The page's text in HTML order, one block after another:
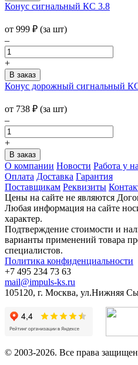
Конус сигнальный КС 3.8
от 999 ₽ (за шт)
–
+
Конус дорожный сигнальный
от 738 ₽ (за шт)
–
+
О компании Новости Работа у
Оплата Доставка Гарантия
Поставщикам Реквизиты
Цены на сайте не являются
Любая информация на сайте
характер.
Подтверждение стоимости и
варианты применений товара
специалистов.
Политика конфиденциальности
+7 495 234 73 63
mail@impuls-ks.ru
105120, г. Москва, ул.Нижняя
© 2003-2026. Все права